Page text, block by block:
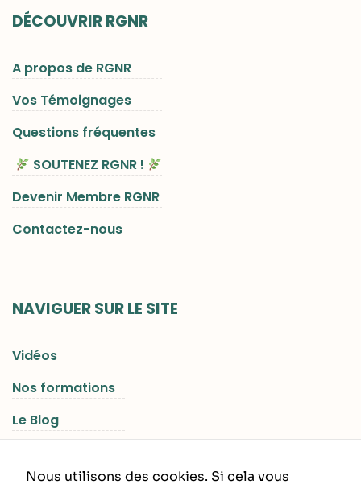
DÉCOUVRIR RGNR
A propos de RGNR
Vos Témoignages
Questions fréquentes
SOUTENEZ RGNR !
Devenir Membre RGNR
Contactez-nous
NAVIGUER SUR LE SITE
Vidéos
Nos formations
Le Blog
Nous utilisons des cookies. Si cela vous